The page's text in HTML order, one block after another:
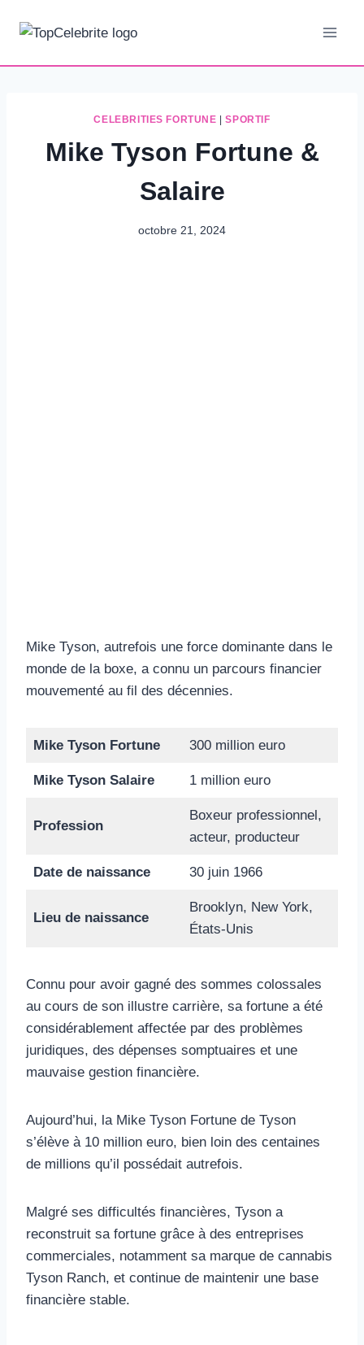
CELEBRITIES FORTUNE |SPORTIF
Mike Tyson Fortune &
Salaire
octobre 21, 2024
Mike Tyson, autrefois une force dominante dans le
monde de la boxe, a connu un parcours financier
mouvementé au fil des décennies.
Mike Tyson Fortune 300 million euro
Mike Tyson Salaire 1 million euro
Profession
Boxeur professionnel,
acteur, producteur
Date de naissance 30 juin 1966
Lieu de naissance
Brooklyn, New York,
États-Unis
Connu pour avoir gagné des sommes colossales
au cours de son illustre carrière, sa fortune a été
considérablement affectée par des problèmes
juridiques, des dépenses somptuaires et une
mauvaise gestion financière.
Aujourd’hui, la Mike Tyson Fortune de Tyson
s’élève à 10 million euro, bien loin des centaines
de millions qu’il possédait autrefois.
Malgré ses difficultés financières, Tyson a
reconstruit sa fortune grâce à des entreprises
commerciales, notamment sa marque de cannabis
Tyson Ranch, et continue de maintenir une base
financière stable.